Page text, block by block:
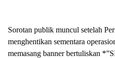
Sorotan publik muncul setelah
menghentikan sementara
memasang banner bertuliskan